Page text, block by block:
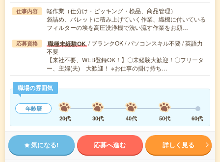
仕事内容
軽作業（仕分け・ピッキング・検品、商品管理）
袋詰め、パレットに積み上げていく作業、織機に付いている
フィルターの埃を高圧洗浄機で洗い流す作業をお願…
応募資格 職種未経験OK / ブランクOK / パソコンスキル不要 / 英語力
不要
【来社不要、WEB登録OK！】〇未経験大歓迎！〇フリータ
ー、主婦(夫) 大歓迎！ ※お仕事の掛け持ち…
職場の雰囲気
年齢層
20代
30代 40代 50代 60代
気になる! 応募へ進む 詳しく見る